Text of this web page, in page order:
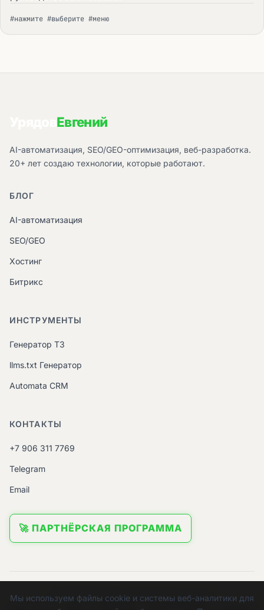
#нажмите #выберите #меню
Евгений
AI-автоматизация, SEO/GEO-оптимизация, веб-разработка.
20+ лет создаю технологии, которые работают.
БЛОГ
AI-автоматизация
SEO/GEO
Хостинг
Битрикс
ИНСТРУМЕНТЫ
Генератор ТЗ
llms.txt Генератор
Automata CRM
КОНТАКТЫ
+7 906 311 7769
Telegram
Email
🚀 ПАРТНЁРСКАЯ ПРОГРАММА
© 2026 ИП Урядов Евгений Евгеньевич.
Мы используем файлы cookie и системы веб-аналитики для